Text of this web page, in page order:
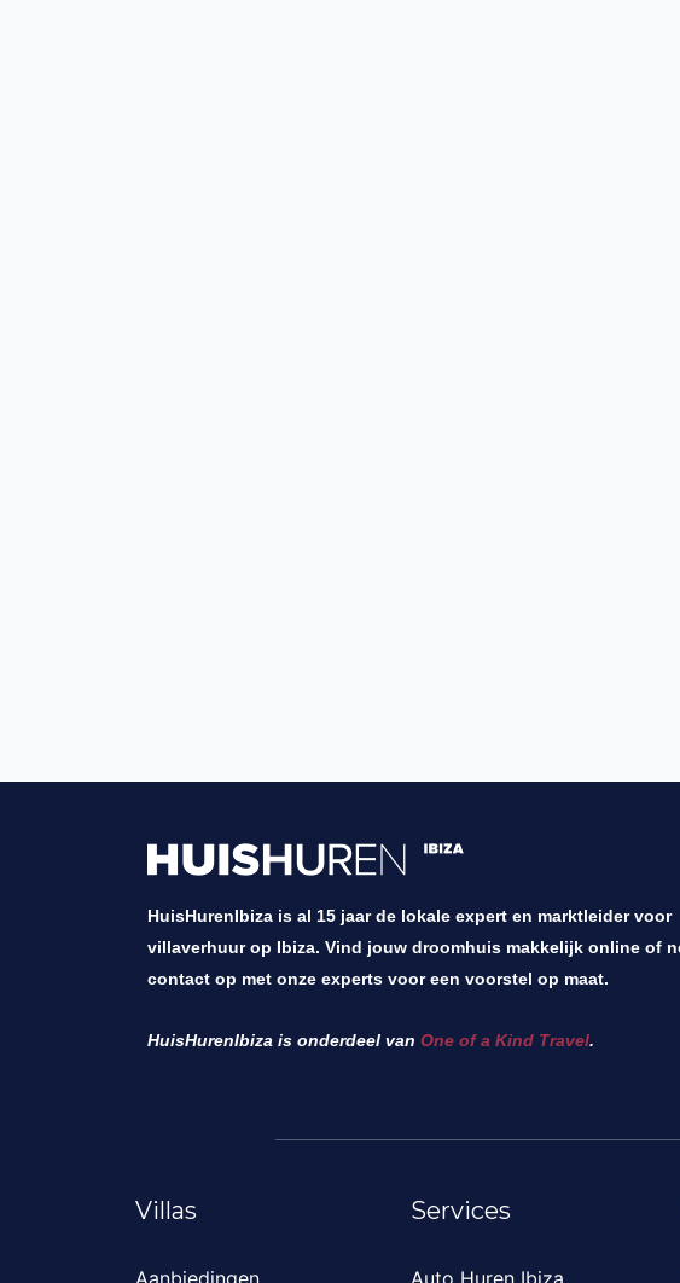
HuisHurenIbiza is al 15 jaar de lokale expert en marktleider voor
villaverhuur op Ibiza. Vind jouw droomhuis makkelijk online of
contact op met onze experts voor een voorstel op maat.
HuisHurenIbiza is onderdeel van One of a Kind Travel.
Villas Services